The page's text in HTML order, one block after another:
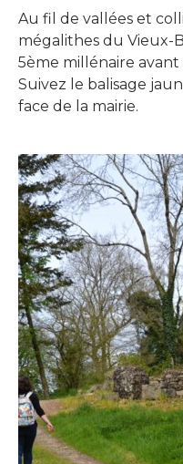
Au fil de vallées et
mégalithes du Vieux-
5ème millénaire
Suivez le balisage
face de la mairie.